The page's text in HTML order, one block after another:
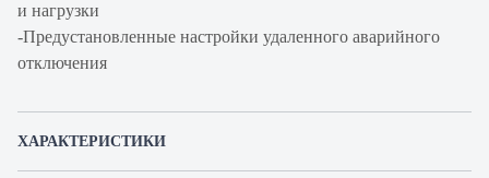
и нагрузки
-Предустановленные настройки удаленного аварийного
отключения
ХАРАКТЕРИСТИКИ